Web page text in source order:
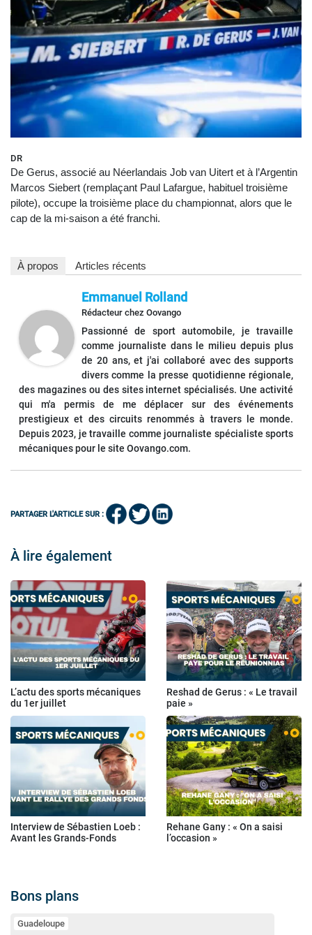
DR
De Gerus, associé au Néerlandais Job van Uitert et à l’Argentin
Marcos Siebert (remplaçant Paul Lafargue, habituel troisième
pilote), occupe la troisième place du championnat, alors que le
cap de la mi-saison a été franchi.
À propos Articles récents
Emmanuel Rolland
Rédacteur chez Oovango
Passionné de sport automobile, je travaille
comme journaliste dans le milieu depuis plus
de 20 ans, et j'ai collaboré avec des supports
divers comme la presse quotidienne régionale,
des magazines ou des sites internet spécialisés. Une activité
qui m'a permis de me déplacer sur des événements
prestigieux et des circuits renommés à travers le monde.
Depuis 2023, je travaille comme journaliste spécialiste sports
mécaniques pour le site Oovango.com.
PARTAGER L'ARTICLE SUR :
À lire également
L’actu des sports mécaniques
du 1er juillet
Reshad de Gerus : « Le travail
paie »
Interview de Sébastien Loeb :
Avant les Grands-Fonds
Rehane Gany : « On a saisi
l’occasion »
Bons plans
Guadeloupe